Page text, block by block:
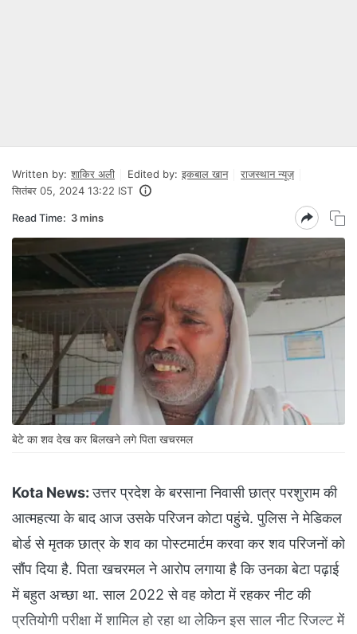
Written by: शाकिर अली Edited by: इकबाल खान
राजस्थान न्यूज़
सितंबर 05, 2024 13:22 IST
Read Time: 3 mins
बेटे का शव देख कर बिलखने लगे पिता खचरमल
Kota News:उत्तर प्रदेश के बरसाना निवासी छात्र परशुराम की
आत्महत्या के बाद आज उसके परिजन कोटा पहुंचे. पुलिस ने मेडिकल
बोर्ड से मृतक छात्र के शव का पोस्टमार्टम करवा कर शव परिजनों को
सौंप दिया है. पिता खचरमल ने आरोप लगाया है कि उनका बेटा पढ़ाई
में बहुत अच्छा था. साल 2022 से वह कोटा में रहकर नीट की
प्रतियोगी परीक्षा में शामिल हो रहा था लेकिन इस साल नीट रिजल्ट में